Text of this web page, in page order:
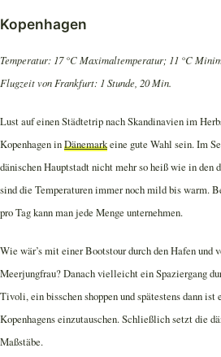
Kopenhagen
Temperatur: 17 °C Maximaltemperatur; 11 °C
Flugzeit von Frankfurt: 1 Stunde, 20 Min.
Lust auf einen Städtetrip nach Skandinavien im
Kopenhagen inDänemarkeine gute Wahl sein. Im
dänischen Hauptstadt nicht mehr so heiß wie in den
sind die Temperaturen immer noch mild bis warm.
pro Tag kann man jede Menge unternehmen.
Wie wär’s mit einer Bootstour durch den Hafen und
Meerjungfrau? Danach vielleicht ein Spaziergang
Tivoli, ein bisschen shoppen und spätestens dann
Kopenhagens einzutauschen. Schließlich setzt die
Maßstäbe.